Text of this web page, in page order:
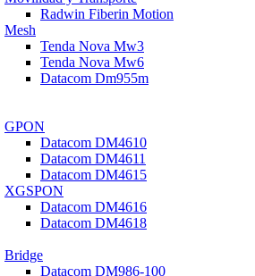
Radwin Fiberin Motion
Mesh
Tenda Nova Mw3
Tenda Nova Mw6
Datacom Dm955m
GPON
Datacom DM4610
Datacom DM4611
Datacom DM4615
XGSPON
Datacom DM4616
Datacom DM4618
Bridge
Datacom DM986-100